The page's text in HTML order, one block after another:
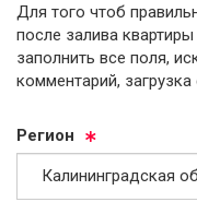
Для того чтоб правильно заказать
после залива
заполнить все поля,
комментарий,
Ре­ги­он